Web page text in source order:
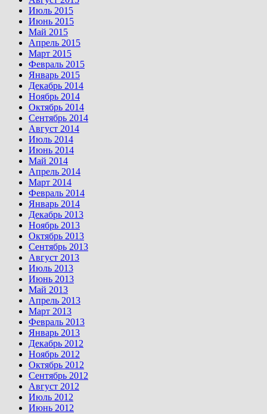
Июль 2015
Июнь 2015
Май 2015
Апрель 2015
Март 2015
Февраль 2015
Январь 2015
Декабрь 2014
Ноябрь 2014
Октябрь 2014
Сентябрь 2014
Август 2014
Июль 2014
Июнь 2014
Май 2014
Апрель 2014
Март 2014
Февраль 2014
Январь 2014
Декабрь 2013
Ноябрь 2013
Октябрь 2013
Сентябрь 2013
Август 2013
Июль 2013
Июнь 2013
Май 2013
Апрель 2013
Март 2013
Февраль 2013
Январь 2013
Декабрь 2012
Ноябрь 2012
Октябрь 2012
Сентябрь 2012
Август 2012
Июль 2012
Июнь 2012